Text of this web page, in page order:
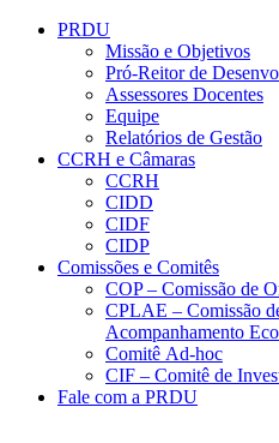
Conteúdo principal
PRDU
Missão e Objetivos
Pró-Reitor de
Assessores Docentes
Equipe
Relatórios de Gestão
CCRH e Câmaras
CCRH
CIDD
CIDF
CIDP
Comissões e Comitês
COP – Comissão de
CPLAE – Comissão
Acompanhamento
Comitê Ad-hoc
CIF – Comitê de
Fale com a PRDU